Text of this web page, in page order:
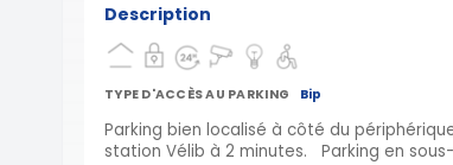
Description
TYPE D'ACCÈS AU PARKING Bip
Parking bien localisé à côté du
station Vélib à 2 minutes. Parking en